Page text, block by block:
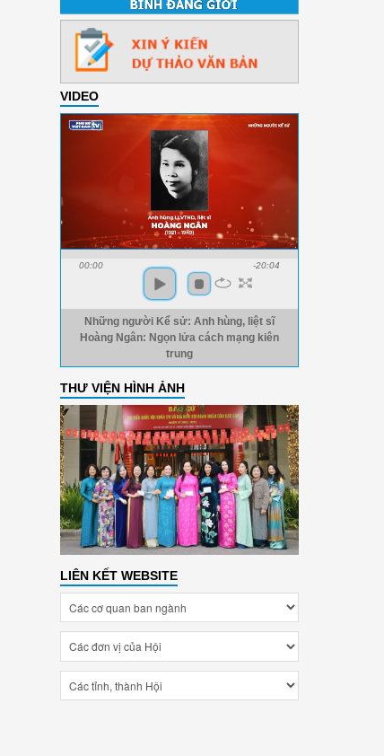
VIDEO
00:00 -20:04
Những người Kể sử: Anh hùng, liệt sĩ
Hoàng Ngân: Ngọn lửa cách mạng kiên
trung
THƯ VIỆN HÌNH ẢNH
LIÊN KẾT WEBSITE